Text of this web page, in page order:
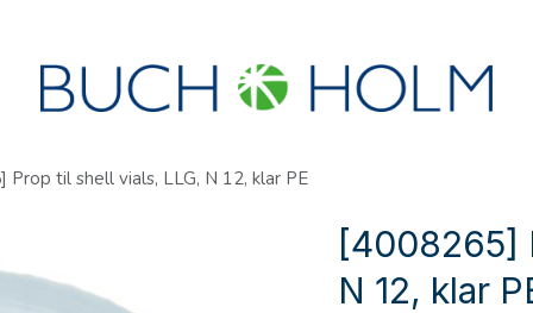
Prop til shell vials, LLG, N 12, klar PE
[4008265]
N 12, klar